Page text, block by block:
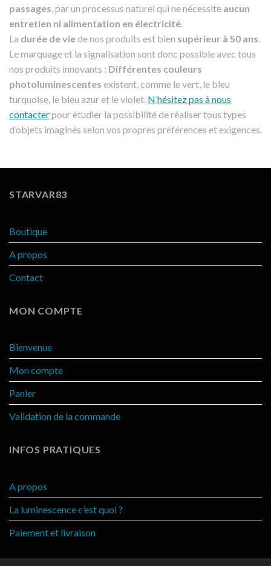
passages, par un processus naturel qui ne nécessite aucun
entretien ni alimentation en électricité.
La durée de viede nos produits est bien supérieur à 50 ans.
Le marquage et la signalisation sont donc possible avec tous
nos produits innovants : Différentes couleurs
photoluminescentes existent, comme le vert, le bleu
turquoise, le bleu azur et le violet. N’hésitez pas à nous
contacterpour étudier la possibilité de réaliser tous types
d’objets imaginés selon vos propres préférences et exigences.
STARVAR83
Boutique
A propos
Contact
MON COMPTE
Bienvenue
Mon compte
Panier
Validation de la commande
INFOS PRATIQUES
A propos
La luminescence c’est quoi ?
Paiement et livraison